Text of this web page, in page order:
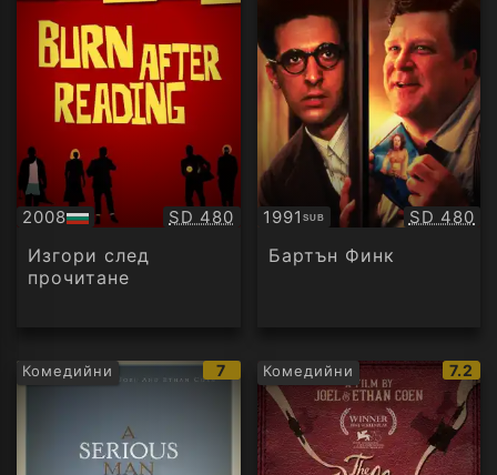
2008
БГ
аудио
Качество:
SD 480
Изгори след
прочитане
1991 SUB
Субтитри SD 480
Бартън Финк
Комедийни
IMDb
рейтинг:
7 Комедийни
IMDb
7.2